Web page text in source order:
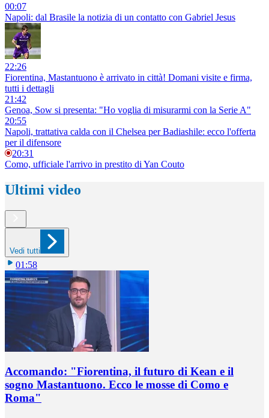
00:07
Napoli: dal Brasile la notizia di un contatto con Gabriel Jesus
22:26
Fiorentina, Mastantuono è arrivato in città! Domani visite e firma,
tutti i dettagli
21:42
Genoa, Sow si presenta: "Ho voglia di misurarmi con la Serie A"
20:55
Napoli, trattativa calda con il Chelsea per Badiashile: ecco l'offerta
per il difensore
20:31
Como, ufficiale l'arrivo in prestito di Yan Couto
Ultimi video
Vedi tutti
01:58
Accomando: "Fiorentina, il futuro di Kean e il
sogno Mastantuono. Ecco le mosse di Como e
Roma"